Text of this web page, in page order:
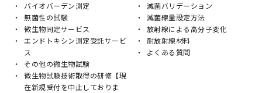
バイオバーデン測定
無菌性の試験
微生物同定サービス
エンドトキシン測定受託サービ
ス
その他の微生物試験
微生物試験技術取得の研修【現
在新規受付を中止しておりま
滅菌バリデーション
滅菌線量設定方法
放射線による高分子変化
耐放射線材料
よくある質問